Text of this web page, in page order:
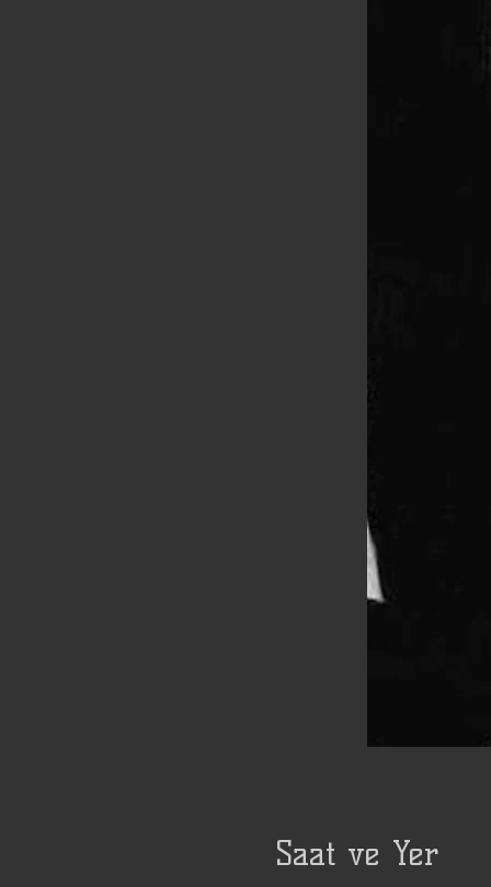
Saat ve Yer